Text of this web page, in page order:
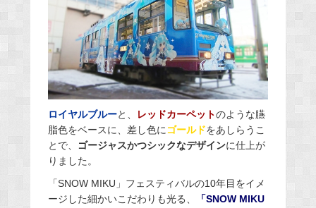
ロイヤルブルーと、 レッドカーペットのような臙
脂色をベースに、差し色に ゴールドをあしらうこ
とで、
ゴージャスかつシックなデザインに仕上が
りました。
「SNOW MIKU」フェスティバルの10年目をイメ
ージした細かいこだわりも光る、
「SNOW MIKU